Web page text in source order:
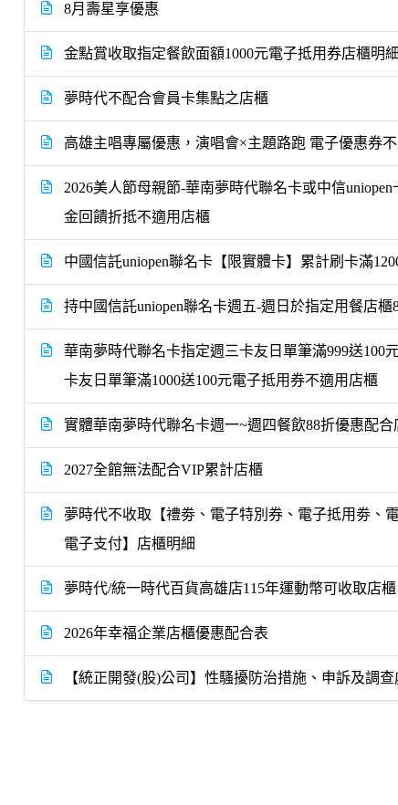
8月壽星享優惠
金點賞收取指定餐飲面額1000元電子抵用券店櫃明細
夢時代不配合會員卡集點之店櫃
高雄主唱專屬優惠，演唱會×主題路跑 電子優惠券
2026美人節母親節-華南夢時代聯名卡或中信
金回饋折抵不適用店櫃
中國信託uniopen聯名卡【限實體卡】累計刷卡滿
持中國信託uniopen聯名卡週五-週日於指定用餐店櫃
華南夢時代聯名卡指定週三卡友日單筆滿999送100
卡友日單筆滿1000送100元電子抵用券不適用店櫃
實體華南夢時代聯名卡週一~週四餐飲88折優惠配合
2027全館無法配合VIP累計店櫃
夢時代不收取【禮劵、電子特別券、電子抵用劵、
電子支付】店櫃明細
夢時代/統一時代百貨高雄店115年運動幣可收取店櫃
2026年幸福企業店櫃優惠配合表
【統正開發(股)公司】性騷擾防治措施、申訴及調